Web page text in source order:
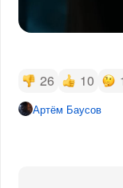
26 10
Артём Баусов